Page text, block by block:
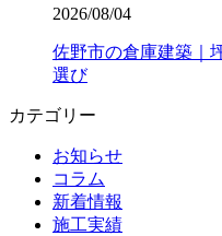
2026/08/04
佐野市の倉庫建築｜
選び
カテゴリー
お知らせ
コラム
新着情報
施工実績